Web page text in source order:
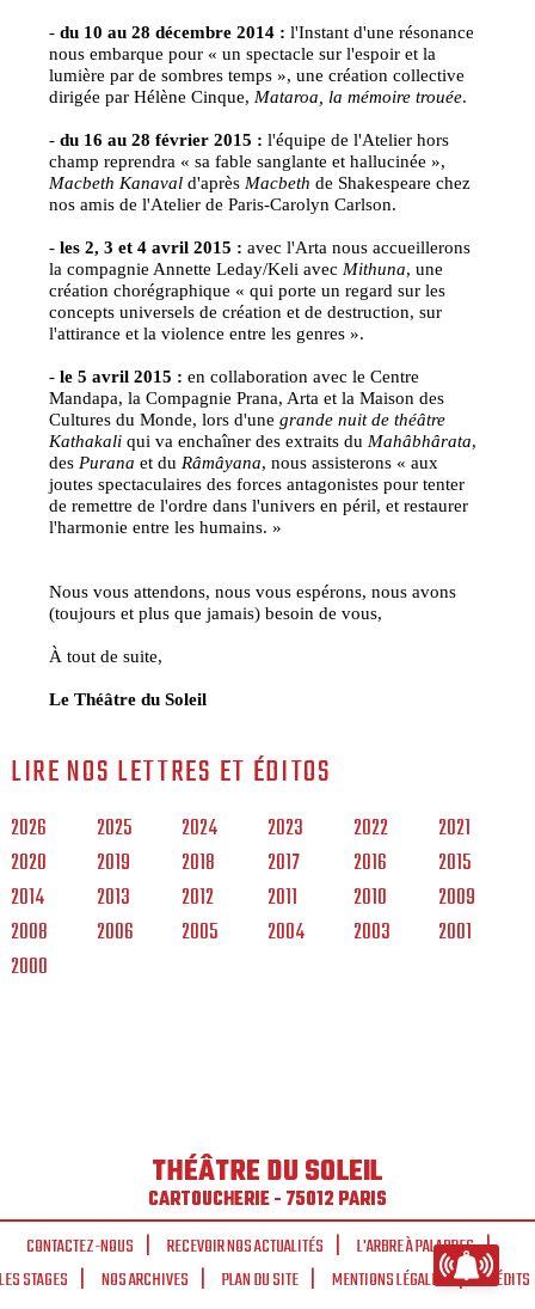
-du 10 au 28 décembre 2014 : l'Instant d'une résonance
nous embarque pour « un spectacle sur l'espoir et la
lumière par de sombres temps », une création collective
dirigée par Hélène Cinque, Mataroa, la mémoire trouée.
-du 16 au 28 février 2015 : l'équipe de l'Atelier hors
champ reprendra « sa fable sanglante et hallucinée »,
Macbeth Kanaval d'après Macbeth de Shakespeare chez
nos amis de l'Atelier de Paris-Carolyn Carlson.
-les 2, 3 et 4 avril 2015 : avec l'Arta nous accueillerons
la compagnie Annette Leday/Keli avec Mithuna, une
création chorégraphique « qui porte un regard sur les
concepts universels de création et de destruction, sur
l'attirance et la violence entre les genres ».
-le 5 avril 2015 : en collaboration avec le Centre
Mandapa, la Compagnie Prana, Arta et la Maison des
Cultures du Monde, lors d'unegrande nuit de théâtre
Kathakali qui va enchaîner des extraits du Mahâbhârata,
des Purana et du Râmâyana, nous assisterons « aux
joutes spectaculaires des forces antagonistes pour tenter
de remettre de l'ordre dans l'univers en péril, et restaurer
l'harmonie entre les humains. »
Nous vous attendons, nous vous espérons, nous avons
(toujours et plus que jamais) besoin de vous,
À tout de suite,
Le Théâtre du Soleil
LIRE NOS LETTRES ET ÉDITOS
2026 2025 2024 2023 2022
2021
2020
2019 2018 2017 2016
2015
2014
2013 2012 2011 2010
2009
2008
2006 2005 2004 2003
2001
2000
THÉÂTRE DU SOLEIL
CARTOUCHERIE - 75012 PARIS
CONTACTEZ-NOUS
RECEVOIR NOS ACTUALITÉS
L'ARBRE À PALABRES
LES STAGES
NOS ARCHIVES PLAN DU SITE MENTIONS LÉGALES CRÉDITS